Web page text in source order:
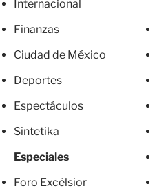
Internacional
Finanzas
Ciudad de México
Deportes
Espectáculos
Sintetika
Especiales
Foro Excélsior